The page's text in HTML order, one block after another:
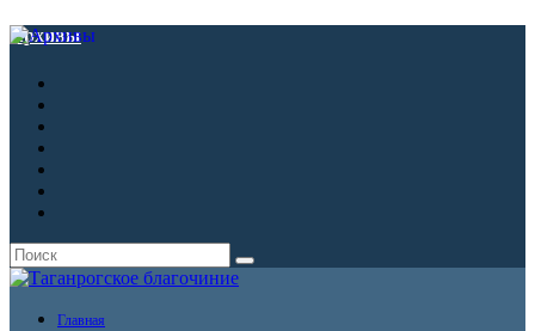
Архивы
Главная